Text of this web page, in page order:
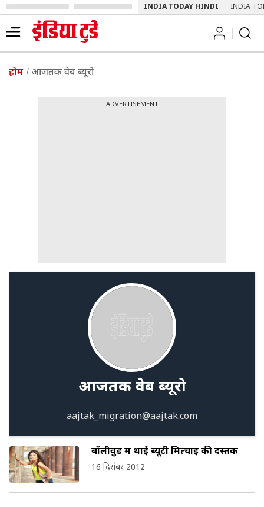
INDIA TODAY HINDI INDIA
होम आजतक वेब ब्‍यूरो
ADVERTISEMENT
आजतक वेब ब्‍यूरो
aajtak_migration@aajtak.com
बॉलीवुड में थाई ब्यूटी मित्‍चाइ की दस्‍तक
16 दिसंबर 2012